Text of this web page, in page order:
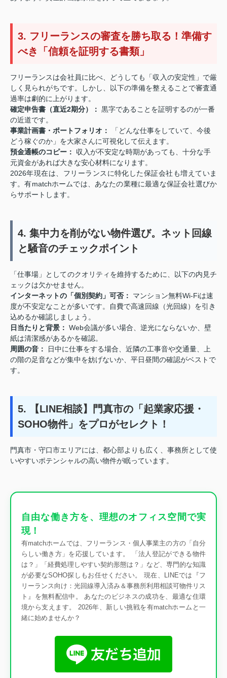
3. フリーランスの審査を勝ち取る！準備す
べき「信頼を証明する書類」
フリーランスは会社員に比べ、どうしても「収入の安定性」で厳
しく見られがちです。しかし、以下の準備を整えることで審査通
過率は劇的に上がります。
確定申告書（直近2期分）： 黒字であることを証明するのが一番
の近道です。
事業計画書・ポートフォリオ：
「どんな仕事をしていて、今後
どう稼ぐのか」を大家さんに可視化して伝えます。
預金通帳のコピー：
収入が不安定な時期があっても、十分な手
元資金があれば大きな安心材料になります。
2026年現在は、フリーランスに特化した保証会社も増えていま
す。有matchホームでは、あなたの業種に最適な保証会社選びか
らサポートします。
4. 集中力を削がない物件選び。ネット回線
と騒音のチェックポイント
「仕事場」としてのクオリティを維持するために、以下の内見チ
ェックは欠かせません。
インターネットの「個別契約」可否：
マンション無料Wi-Fiは速
度が不安定なことが多いです。自費で高速回線（光回線）を引き
込めるか確認しましょう。
日当たりと背景： Web会議が多い場合、逆光にならないか、壁
紙は清潔感があるかを確認。
周囲の音：
日中に仕事をする場合、近隣の工事音や交通量、上
の階の足音などが集中を妨げないか、平日昼間の確認がベストで
す。
5. 【LINE相談】門真市の「起業家応援・
SOHO物件」をプロがセレクト！
門真市・守口市エリアには、都心部よりも広く、事務所として使
いやすいポテンシャルの高い物件が眠っています。
自由な働き方を、理想のオフィス空間で実
現！
有matchホームでは、フリーランス・個人事業主の方の「自分
らしい働き方」を応援しています。 「法人登記ができる物件
は？」「経費処理しやすい契約形態は？」など、専門的な知識
が必要なSOHO探しもお任せください。 現在、LINEでは『フ
リーランス向け：光回線導入済み＆事務所利用相談可物件リス
ト』を無料配信中。 あなたのビジネスの成功を、最適な住環
境から支えます。 2026年、新しい挑戦を有matchホームと一
緒に始めませんか？